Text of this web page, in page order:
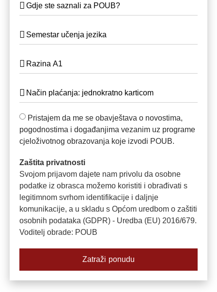
Pristajem da me se obavještava o novostima,
pogodnostima i događanjima vezanim uz programe
cjeloživotnog obrazovanja koje izvodi POUB.
Zaštita privatnosti
Svojom prijavom dajete nam privolu da osobne
podatke iz obrasca možemo koristiti i obrađivati s
legitimnom svrhom identifikacije i daljnje
komunikacije, a u skladu s Općom uredbom o zaštiti
osobnih podataka (GDPR) - Uredba (EU) 2016/679.
Voditelj obrade: POUB
Zatraži ponudu